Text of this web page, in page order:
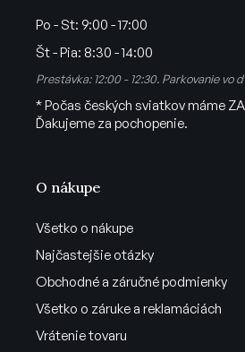
O nákupe
Všetko o nákupe
Najčastejšie otázky
Obchodné a záručné podmienky
Všetko o záruke a reklamáciách
Vrátenie tovaru
Po - St: 9:00 - 17:00
Št - Pia: 8:30 - 14:00
Prestávka: 12:00 - 12:30. Parkovanie vo
* Počas českých sviatkov máme
Ďakujeme za pochopenie.